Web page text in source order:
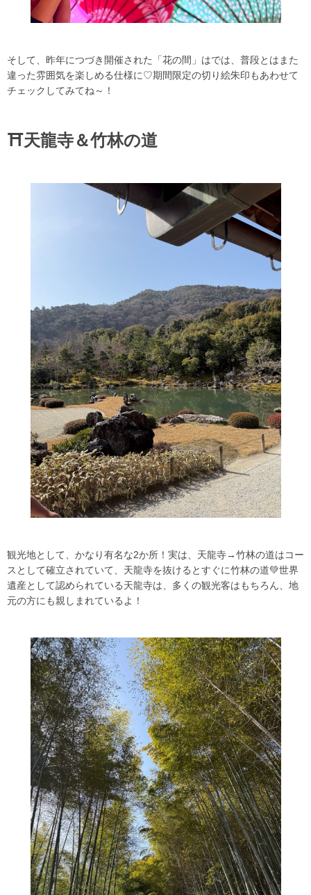
そして、昨年につづき開催された「花の間」はでは、普段とはまた
違った雰囲気を楽しめる仕様に♡期間限定の切り絵朱印もあわせて
チェックしてみてね～！
⛩️天龍寺＆竹林の道
観光地として、かなり有名な2か所！実は、天龍寺→竹林の道はコー
スとして確立されていて、天龍寺を抜けるとすぐに竹林の道💚世界
遺産として認められている天龍寺は、多くの観光客はもちろん、地
元の方にも親しまれているよ！